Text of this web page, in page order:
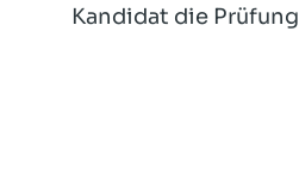
Kandidat die